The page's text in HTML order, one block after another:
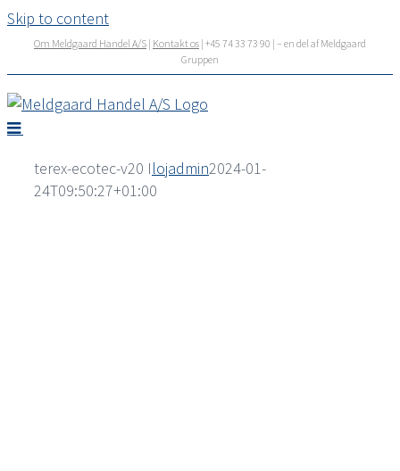
Skip to content
Om Meldgaard Handel A/S | Kontakt os | +45 74 33 73 90 | – en del af Meldgaard
Gruppen
terex-ecotec-v20 Ilojadmin2024-01-
24T09:50:27+01:00